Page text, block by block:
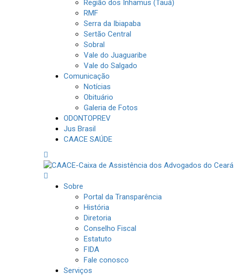
Região dos Inhamus (Tauá)
RMF
Serra da Ibiapaba
Sertão Central
Sobral
Vale do Juaguaribe
Vale do Salgado
Comunicação
Notícias
Obituário
Galeria de Fotos
ODONTOPREV
Jus Brasil
CAACE SAÚDE
Sobre
Portal da Transparência
História
Diretoria
Conselho Fiscal
Estatuto
FIDA
Fale conosco
Serviços